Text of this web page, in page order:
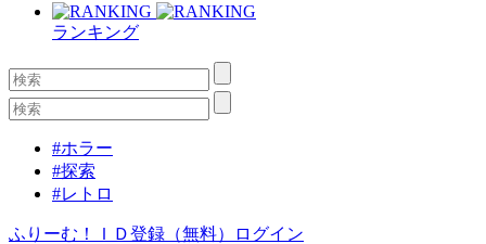
ランキング
#ホラー
#探索
#レトロ
ふりーむ！ＩＤ登録（無料） ログイン